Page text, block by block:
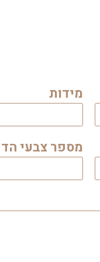
מידות
מספר צבעי